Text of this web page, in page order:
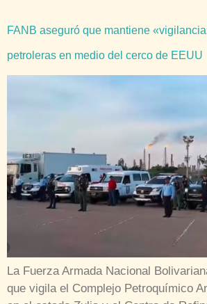
FANB aseguró que mantiene
petroleras en medio del cerco de EEUU
La Fuerza Armada Nacional
que vigila el Complejo Petroquímico